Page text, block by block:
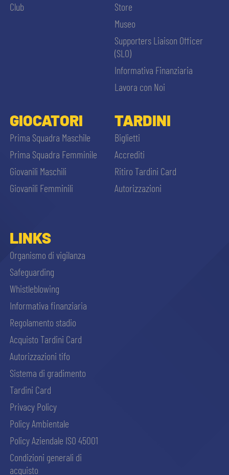
Club
Store
Museo
Supporters Liaison Officer
(SLO)
Informativa Finanziaria
Lavora con Noi
GIOCATORI
Prima Squadra Maschile
Prima Squadra Femminile
Giovanili Maschili
Giovanili Femminili
TARDINI
Biglietti
Accrediti
Ritiro Tardini Card
Autorizzazioni
LINKS
Organismo di vigilanza
Safeguarding
Whistleblowing
Informativa finanziaria
Regolamento stadio
Acquisto Tardini Card
Autorizzazioni tifo
Sistema di gradimento
Tardini Card
Privacy Policy
Policy Ambientale
Policy Aziendale ISO 45001
Condizioni generali di
acquisto